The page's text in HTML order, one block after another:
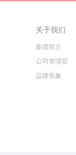
关于我们
集团简介
公司管理层
品牌形象